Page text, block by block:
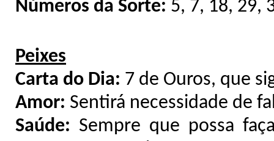
Números da Sorte: 5, 7, 18, 29,
Peixes
Carta do Dia: 7 de Ouros, que
Amor: Sentirá necessidade de
Saúde: Sempre que possa